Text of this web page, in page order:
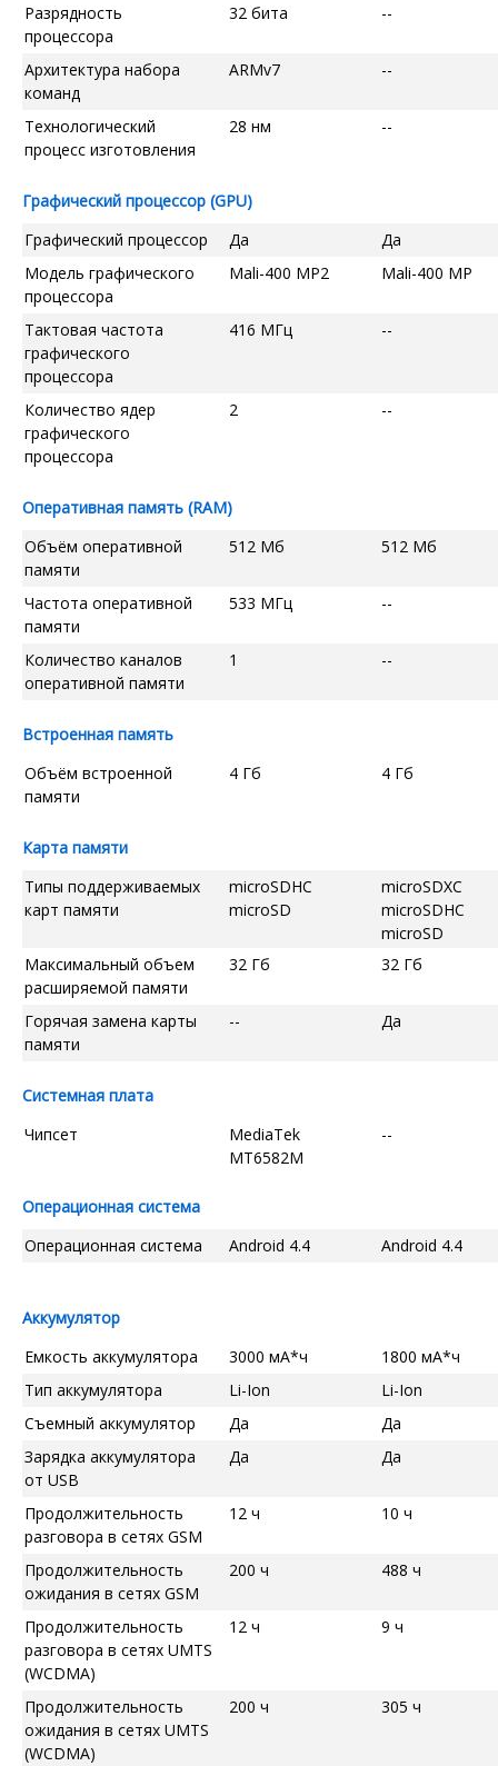
Разрядность
процессора
32 бита --
Архитектура набора
команд
ARMv7 --
Технологический
процесс изготовления
28 нм --
Графический процессор (GPU)
Графический процессор
Да
Да
Модель графического
процессора
Mali-400 MP2 Mali-400 MP
Тактовая частота
графического
процессора
416 МГц --
Количество ядер
графического
процессора
2 --
Оперативная память (RAM)
Объём оперативной
памяти
512 Мб 512 Мб
Частота оперативной
памяти
533 МГц --
Количество каналов
оперативной памяти
1 --
Встроенная память
Объём встроенной
памяти
4 Гб 4 Гб
Карта памяти
Типы поддерживаемых
карт памяти
microSDHC
microSD
microSDXC
microSDHC
microSD
Максимальный объем
расширяемой памяти
32 Гб 32 Гб
Горячая замена карты
памяти
-- Да
Системная плата
Чипсет
MediaTek
MT6582M
--
Операционная система
Операционная система
Android 4.4 Android 4.4
Аккумулятор
Емкость аккумулятора
3000 мА*ч
1800 мА*ч
Тип аккумулятора
Li-Ion
Li-Ion
Съемный аккумулятор
Да
Да
Зарядка аккумулятора
от USB
Да Да
Продолжительность
разговора в сетях GSM
12 ч 10 ч
Продолжительность
ожидания в сетях GSM
200 ч 488 ч
Продолжительность
разговора в сетях UMTS
(WCDMA)
12 ч 9 ч
Продолжительность
ожидания в сетях UMTS
(WCDMA)
200 ч 305 ч